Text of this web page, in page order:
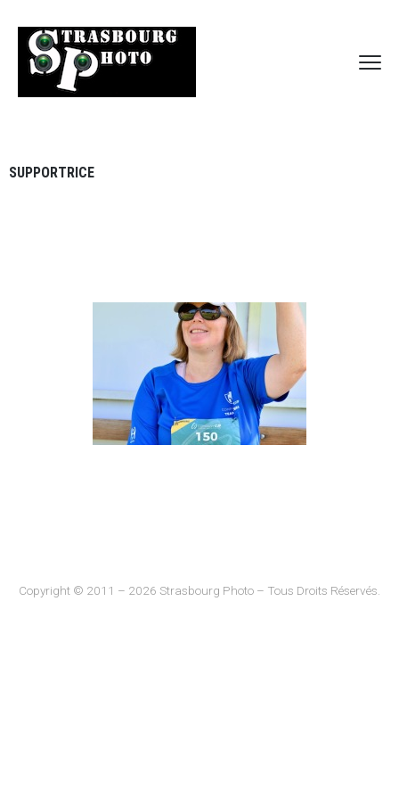
SUPPORTRICE
Copyright © 2011 – 2026 Strasbourg Photo – Tous Droits Réservés.